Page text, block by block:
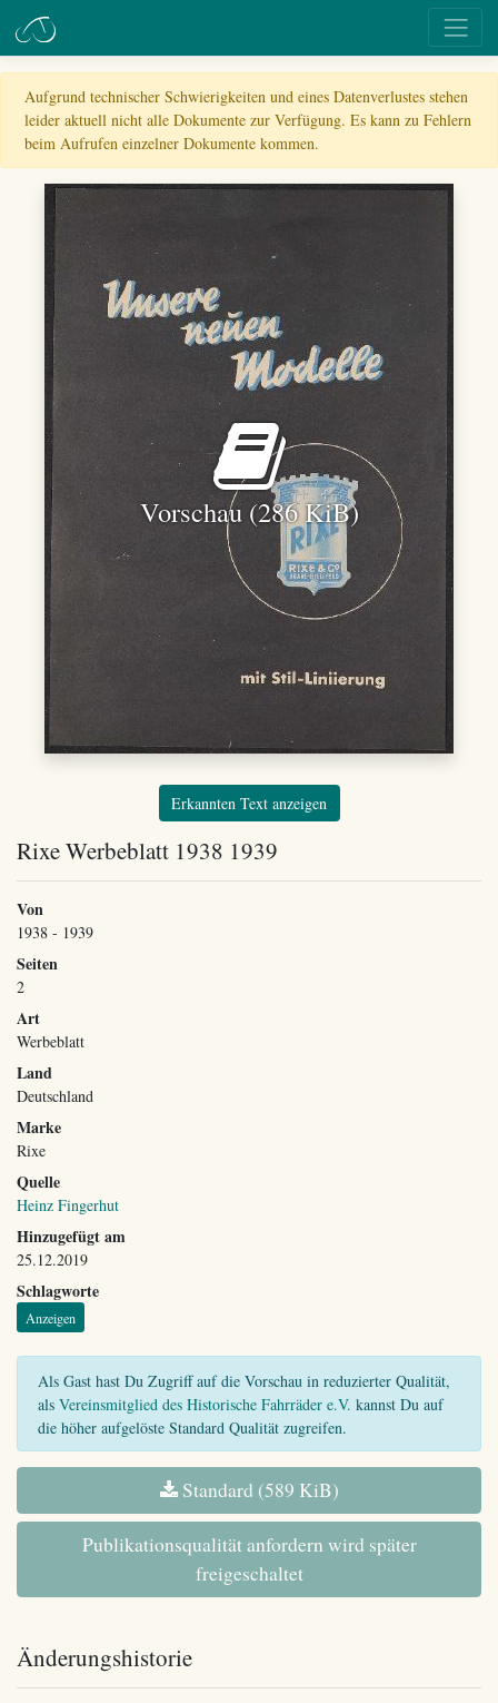
Aufgrund technischer Schwierigkeiten und eines Datenverlustes stehen
leider aktuell nicht alle Dokumente zur Verfügung. Es kann zu Fehlern
beim Aufrufen einzelner Dokumente kommen.
Vorschau (286 KiB)
Erkannten Text anzeigen
Rixe Werbeblatt 1938 1939
Von
1938 - 1939
Seiten
2
Art
Werbeblatt
Land
Deutschland
Marke
Rixe
Quelle
Heinz Fingerhut
Hinzugefügt am
25.12.2019
Schlagworte
Anzeigen
Als Gast hast Du Zugriff auf die Vorschau in reduzierter Qualität,
als Vereinsmitglied des Historische Fahrräder e.V. kannst Du auf
die höher aufgelöste Standard Qualität zugreifen.
Standard (589 KiB)
Publikationsqualität anfordern wird später
freigeschaltet
Änderungshistorie